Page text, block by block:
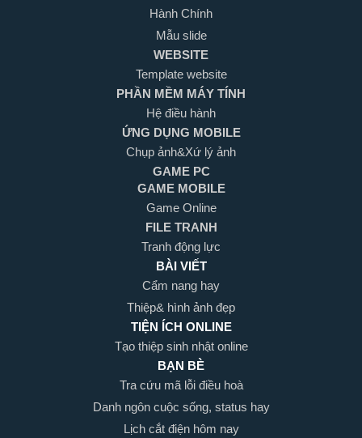
Hành Chính
Mẫu slide
WEBSITE
Template website
PHẦN MỀM MÁY TÍNH
Hệ điều hành
ỨNG DỤNG MOBILE
Chụp ảnh&Xứ lý ảnh
GAME PC
GAME MOBILE
Game Online
FILE TRANH
Tranh động lực
BÀI VIẾT
Cẩm nang hay
Thiệp& hình ảnh đẹp
TIỆN ÍCH ONLINE
Tạo thiệp sinh nhật online
BẠN BÈ
Tra cứu mã lỗi điều hoà
Danh ngôn cuộc sống, status hay
Lịch cắt điện hôm nay